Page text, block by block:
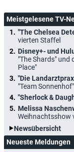
Meistgelesene TV-
"The Chelsea
vierten Staffel
Disney+- und
"The Shards" und
Place"
"Die
"Team Sonnenhof"
"Sherlock &
Melissa
Weihnachtsshow
Newsübersicht
Neueste Meldungen